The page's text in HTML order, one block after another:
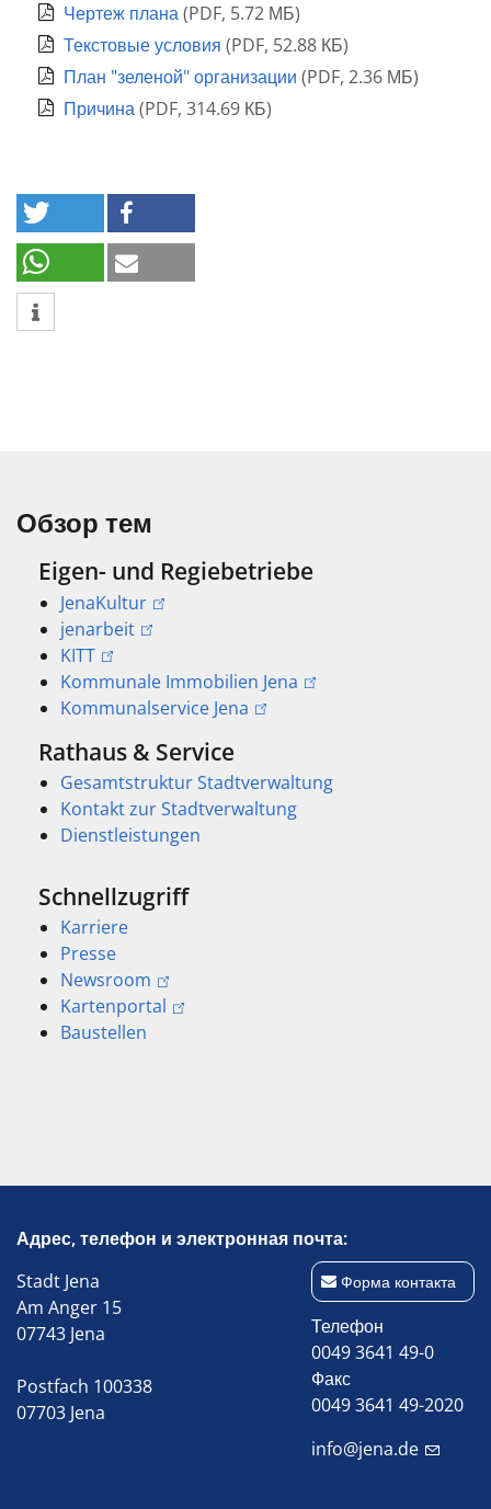
Чертеж плана(PDF, 5.72 МБ)
Текстовые условия (PDF, 52.88 КБ)
План "зеленой" организации (PDF, 2.36 МБ)
Причина(PDF, 314.69 КБ)
Обзор тем
Eigen- und Regiebetriebe
JenaKultur
jenarbeit
KITT
Kommunale Immobilien Jena
Kommunalservice Jena
Rathaus & Service
Gesamtstruktur Stadtverwaltung
Kontakt zur Stadtverwaltung
Dienstleistungen
Schnellzugriff
Karriere
Presse
Newsroom
Kartenportal
Baustellen
Адрес, телефон и электронная почта:
Stadt Jena
Am Anger 15
07743 Jena
Postfach 100338
07703 Jena
Форма контакта
Телефон
0049 3641 49-0
Факс
0049 3641 49-2020
info@jena.de